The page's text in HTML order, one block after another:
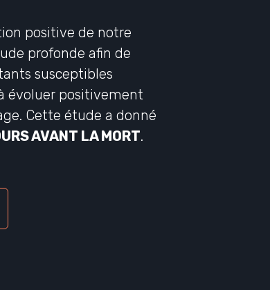
positive de notre
profonde afin de
susceptibles
évoluer positivement
Cette étude a donné
AVANT LA MORT.